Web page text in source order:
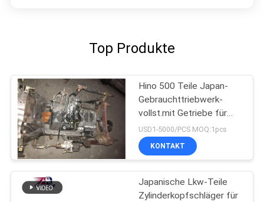
Top Produkte
Hino 500 Teile Japan-
Gebrauchttriebwerk-
vollst.mit Getriebe für
gute Zustand HINO 500
Strecken-J08CT
USD1-5000/PCS MOQ:1pcs
KONTAKT
Japanische Lkw-Teile
Zylinderkopfschläger für